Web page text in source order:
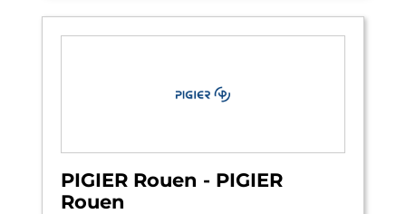
PIGIER Rouen - PIGIER
Rouen